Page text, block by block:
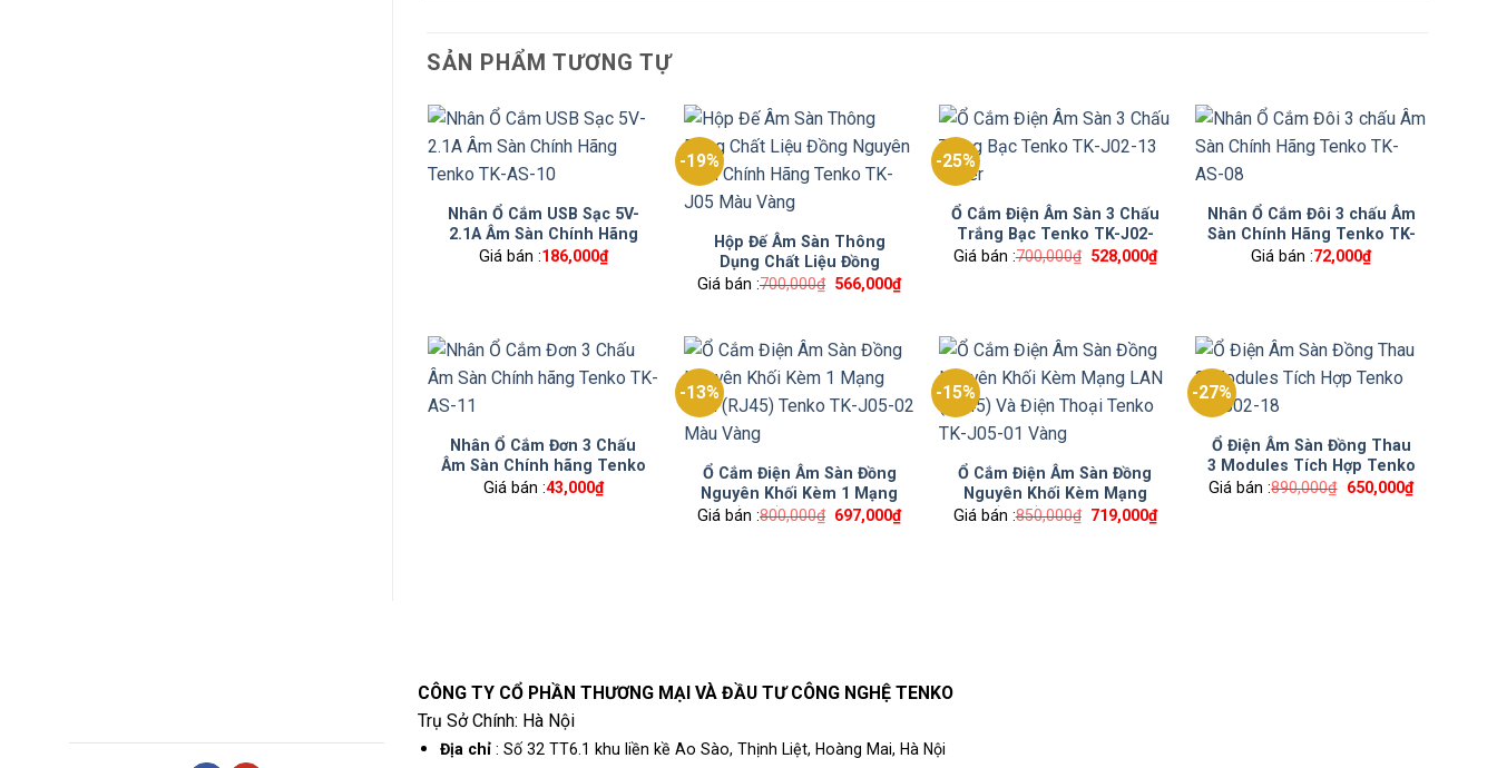
SẢN PHẨM TƯƠNG TỰ
Nhân Ổ Cắm USB Sạc 5V-
2.1A Âm Sàn Chính Hãng
Tenko TK-AS-10
Giá bán :186,000₫
-19%
Hộp Đế Âm Sàn Thông
Dụng Chất Liệu Đồng
Nguyên Khối Chính Hãng
Giá bán :700,000₫ Giá
566,000₫Giá
566,000₫.
-25%
Ổ Cắm Điện Âm Sàn 3 Chấu
Trắng Bạc Tenko TK-J02-
13 Sliver
Giá bán :700,000₫ Giá
528,000₫Giá
Nhân Ổ Cắm Đôi 3 chấu Âm
Sàn Chính Hãng Tenko TK-
AS-08
Giá bán :72,000₫
Nhân Ổ Cắm Đơn 3 Chấu
Âm Sàn Chính hãng Tenko
TK-AS-11
Giá bán :43,000₫
-13%
Ổ Cắm Điện Âm Sàn Đồng
Nguyên Khối Kèm 1 Mạng
LAN (RJ45) Tenko TK-J05-
Giá bán :800,000₫ Giá
697,000₫Giá
-15%
Ổ Cắm Điện Âm Sàn Đồng
Nguyên Khối Kèm Mạng
LAN (RJ45) Và Điện Thoại
Giá bán :850,000₫ Giá
719,000₫Giá
-27%
Ổ Điện Âm Sàn Đồng Thau
3 Modules Tích Hợp Tenko
TK-J02-18
Giá bán :890,000₫ Giá
650,000₫Giá
CÔNG TY CỔ PHẦN THƯƠNG MẠI VÀ ĐẦU TƯ CÔNG NGHỆ TENKO
Trụ Sở Chính: Hà Nội
Địa chỉ : Số 32 TT6.1 khu liền kề Ao Sào, Thịnh Liệt, Hoàng Mai, Hà Nội